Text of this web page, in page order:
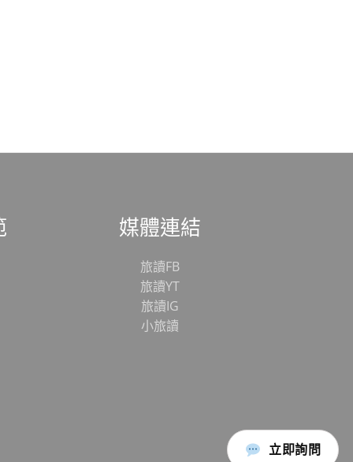
立即詢問
媒體連結
旅讀FB
旅讀YT
旅讀IG
小旅讀